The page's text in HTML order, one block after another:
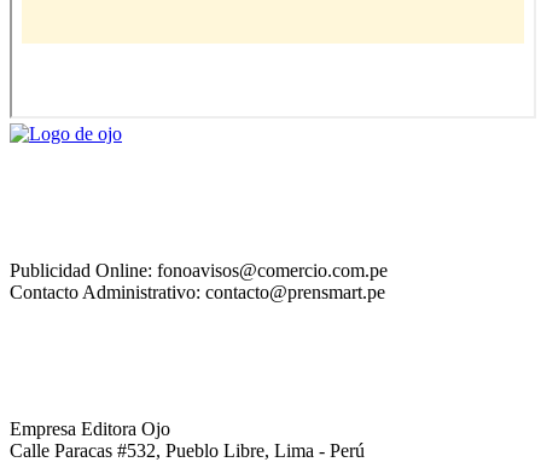
Publicidad Online: fonoavisos@comercio.com.pe
Contacto Administrativo: contacto@prensmart.pe
Empresa Editora Ojo
Calle Paracas #532, Pueblo Libre, Lima - Perú